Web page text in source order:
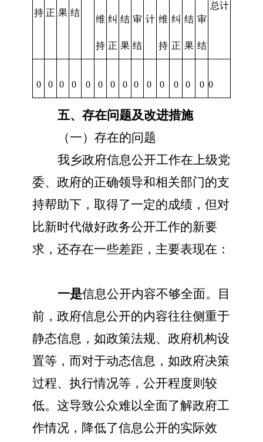
持 正 果 结
维
持
纠
正
结
果
审
结
计 维
持
纠
正
结
果
审
结
总计
0 0 0 0 0 0 0 0 0 0 0 0 0 0 0
五、 存在问题及改进措施
（一）存在的问题
我乡政府信息公开工作在上级党
委、政府的正确领导和相关部门的支
持帮助下，取得了一定的成绩，但对
比新时代做好政务公开工作的新要
求，还存在一些差距，主要表现在：
一是信息公开内容不够全面。目
前，政府信息公开的内容往往侧重于
静态信息，如政策法规、政府机构设
置等，而对于动态信息，如政府决策
过程、执行情况等，公开程度则较
低。这导致公众难以全面了解政府工
作情况，降低了信息公开的实际效